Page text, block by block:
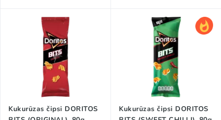
Kukurūzas čipsi DORITOS
Kukurūzas čipsi DORITOS